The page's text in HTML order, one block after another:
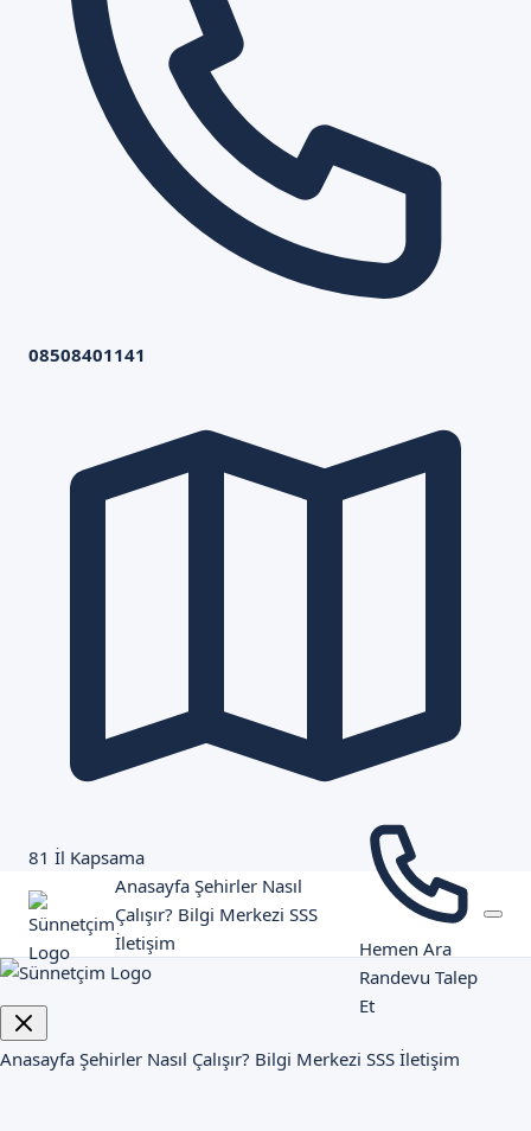
08508401141
81 İl Kapsama
Anasayfa Şehirler Nasıl
Çalışır? Bilgi Merkezi SSS
İletişim
Hemen Ara
Randevu Talep
Et
Anasayfa Şehirler Nasıl Çalışır? Bilgi Merkezi SSS İletişim